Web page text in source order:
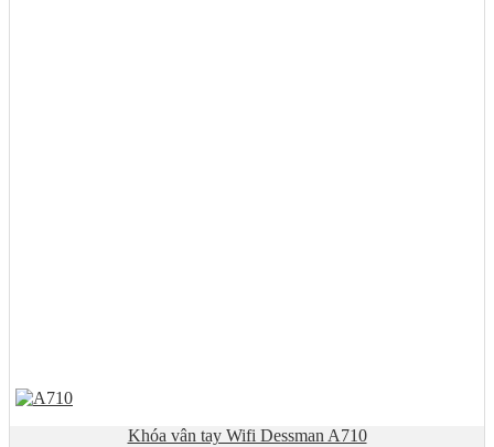
Khóa vân tay Wifi Dessman A710